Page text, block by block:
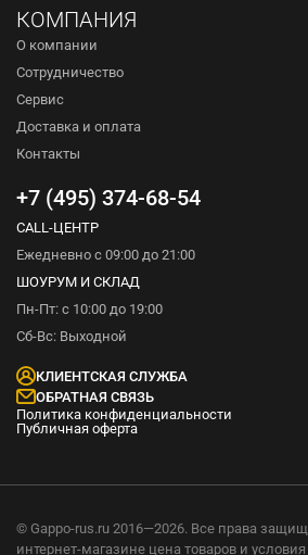
КОМПАНИЯ
О компании
Сотрудничество
Сервис
Доставка и оплата
Контакты
+7 (495) 374-68-54
CALL-ЦЕНТР
Ежедневно с 09:00 до 21:00
ШОУРУМ И СКЛАД
Пн-Пт: с 10:00 до 19:00
Сб-Вс: Выходной
КЛИЕНТСКАЯ СЛУЖБА
ОБРАТНАЯ СВЯЗЬ
Политика конфиденциальности
Публичная оферта
© Gappo-rus.ru 2016—2026. Все права
интернет-магазине цена товаров и